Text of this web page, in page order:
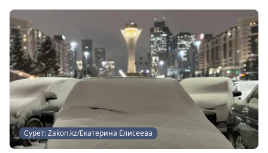
Сурет: Zakon.kz/Екатерина Елисеева